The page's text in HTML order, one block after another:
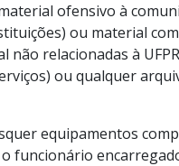
ofensivo à
ou material
relacionadas à
ou qualquer
equipamentos
funcionário